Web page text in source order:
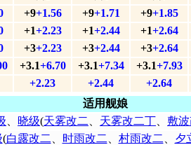
+9+1.56 +9+1.71 +9+1.85
+1+2.23 +1+2.44 +1+2.64
+3+2.23 +3+2.44 +3+2.64
+3.1+6.70 +3.1+7.34 +3.1+7.93
+2.23 +2.44 +2.64
适用舰娘
晓级(天雾改二 天雾改二丁 敷
(白露改二 时雨改二 村雨改二 夕